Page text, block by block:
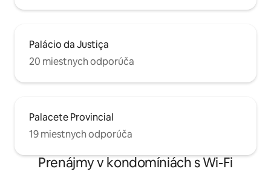
Palácio da Justiça
20 miestnych odporúča
Palacete Provincial
19 miestnych odporúča
Prenájmy v kondomíniách s Wi-Fi